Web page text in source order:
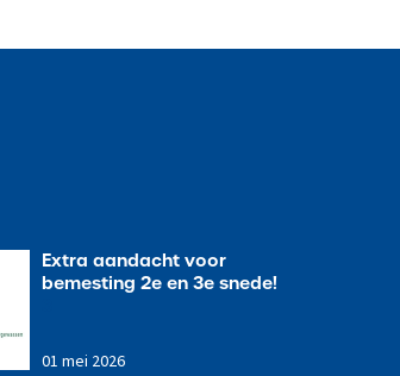
Extra aandacht voor
bemesting 2e en 3e snede!
01 mei 2026